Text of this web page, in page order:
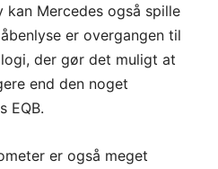
kan Mercedes også spille
er overgangen til
der gør det muligt at
end den noget
EQB.
er også meget